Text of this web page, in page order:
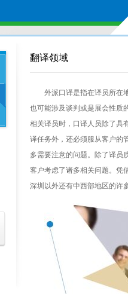
翻译领域
外派口译是指在译员所在
也可能涉及谈判或是展会性质
相关译员时，口译人员除了具
译任务外，还必须服从客户的
多需要注意的问题。除了译员
客户考虑了诸多相关问题。凭
深圳以外还有中西部地区的许